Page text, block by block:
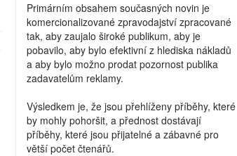
Primárním obsahem současných novin je
komercionalizované zpravodajství zpracované
tak, aby zaujalo široké publikum, aby je
pobavilo, aby bylo efektivní z hlediska nákladů
a aby bylo možno prodat pozornost publika
zadavatelům reklamy.
Výsledkem je, že jsou přehlíženy příběhy, které
by mohly pohoršit, a přednost dostávají
příběhy, které jsou přijatelné a zábavné pro
větší počet čtenářů.